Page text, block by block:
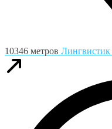
10346 метров Лингвистик